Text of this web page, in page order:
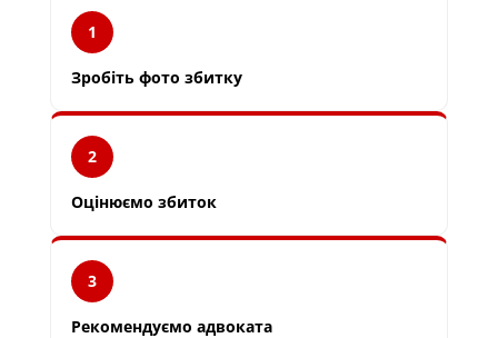
1
Зробіть фото збитку
2
Оцінюємо збиток
3
Рекомендуємо адвоката